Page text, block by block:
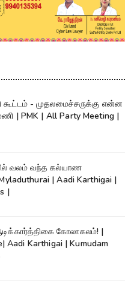
- முதலமைச்சருக்கு என்ன
| PMK | All Party Meeting |
வலம் வந்த கல்யாண
| Aadi Karthigai |
|
ஆடிக்கார்த்திகை கோலாகலம்! |
Aadi Karthigai | Kumudam